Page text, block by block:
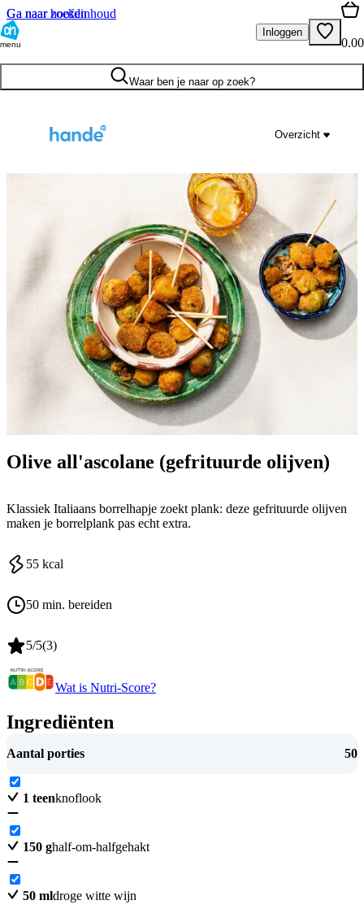
Ga naar hoofdinhoud
Ga naar zoeken
menu
Inloggen
0.00
Waar ben je naar op zoek?
Overzicht
Olive all'ascolane (gefrituurde olijven)
Klassiek Italiaans borrelhapje zoekt plank: deze gefrituurde olijven
maken je borrelplank pas echt extra.
55 kcal
50 min. bereiden
5/5(3)
Wat is Nutri-Score?
Ingrediënten
Aantal porties 50
1 teenknoflook
150 ghalf-om-halfgehakt
50 mldroge witte wijn